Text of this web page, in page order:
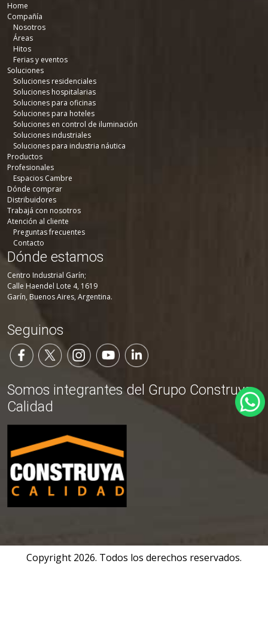
Home
Compañía
Nosotros
Áreas
Hitos
Ferias y eventos
Soluciones
Soluciones residenciales
Soluciones hospitalarias
Soluciones para oficinas
Soluciones para hoteles
Soluciones en control de iluminación
Soluciones industriales
Soluciones para industria náutica
Productos
Profesionales
Espacios Cambre
Dónde comprar
Distribuidores
Trabajá con nosotros
Atención al cliente
Preguntas frecuentes
Contacto
Dónde estamos
Centro Industrial Garín;
Calle Haendel Lote 4, 1619
Garín, Buenos Aires, Argentina.
Seguinos
Somos integrantes del Grupo Construya
Calidad
Copyright 2026. Todos los derechos reservados.